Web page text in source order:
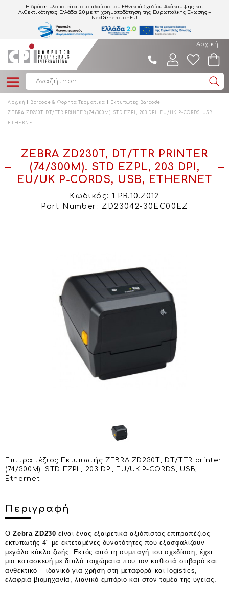
Η δράση υλοποιείται στο πλαίσιο του Εθνικού Σχεδίου Ανάκαμψης και
Ανθεκτικότητας Ελλάδα 2.0με τη χρηματοδότηση της Ευρωπαϊκής Ένωσης –
NextGenerationEU.
Αρχική
Αρχική Barcode & Φορητά Τερματικά Εκτυπωτές Barcode
ZEBRA ZD230T, DT/TTR PRINTER (74/300M). STD EZPL, 203 DPI, EU/UK P-CORDS, USB,
ETHERNET
ZEBRA ZD230T, DT/TTR PRINTER
(74/300M). STD EZPL, 203 DPI,
EU/UK P-CORDS, USB, ETHERNET
Κωδικός: 1.PR.10.Z012
Part Number: ZD23042-30EC00EZ
Επιτραπέζιος Εκτυπωτής ΖΕΒRΑ ΖD230Τ, DΤ/ΤΤR printer
(74/300Μ). SΤD ΕΖΡL, 203 DΡΙ, ΕU/UΚ Ρ-CΟRDS, USΒ,
Ethernet
Περιγραφή
ΟZebra ZD230 είναι ένας εξαιρετικά αξιόπιστος επιτραπέζιος
εκτυπωτής 4" με εκτεταμένες δυνατότητες που εξασφαλίζουν
μεγάλο κύκλο ζωής. Εκτός από τη συμπαγή του σχεδίαση, έχει
μια κατασκευή με διπλά τοιχώματα που τον καθιστά στιβαρό και
ανθεκτικό – ιδανικό για χρήση στη μεταφορά και logistics,
ελαφριά βιομηχανία, λιανικό εμπόριο και στον τομέα της υγείας.